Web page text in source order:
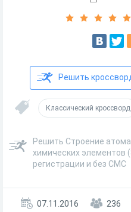
Решить
Классический кроссворд
Решить Строение
химических элементов
регистрации и без СМС
07.11.2016 236